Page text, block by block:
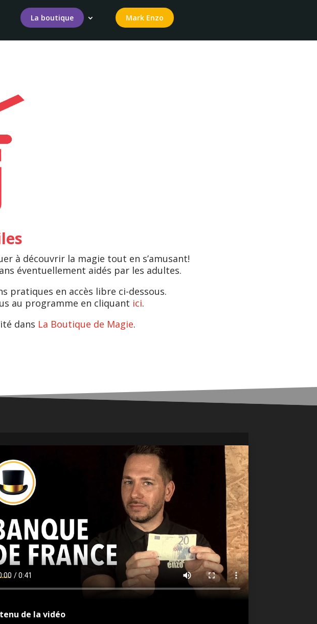
La boutique Mark Enzo
à découvrir la magie tout en s’amusant!
éventuellement aidés par les adultes.
en accès libre ci-dessous.
au programme en cliquant ici.
dans La Boutique de Magie.
de la vidéo